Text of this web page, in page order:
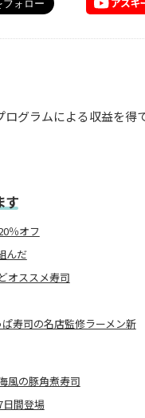
グラムによる収益を得
す
％オフ
んだ
オススメ寿司
寿司の名店監修ラーメン新
風の豚角煮寿司
間登場